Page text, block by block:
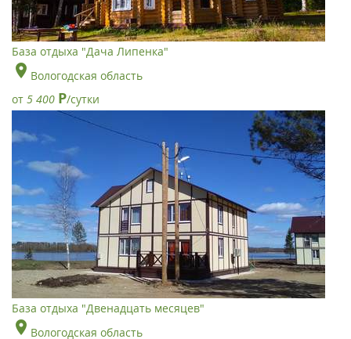
База отдыха "Дача Липенка"
Вологодская область
от 5 400 Р/сутки
База отдыха "Двенадцать месяцев"
Вологодская область